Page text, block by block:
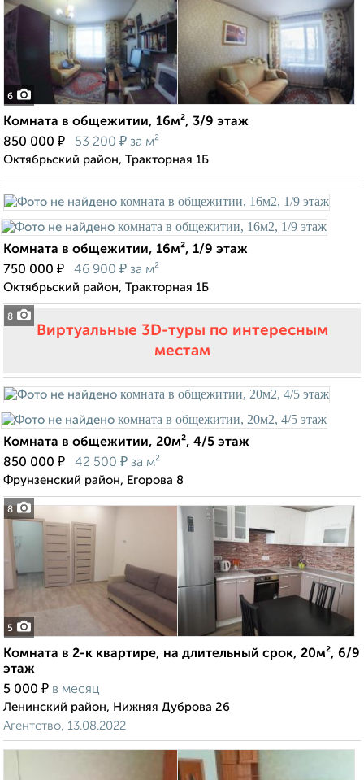
6
Комната в общежитии, 16м², 3/9 этаж
850 000 ₽ 53 200 ₽ за м²
Октябрьский район, Тракторная 1Б
8
Комната в общежитии, 16м², 1/9 этаж
750 000 ₽ 46 900 ₽ за м²
Октябрьский район, Тракторная 1Б
Виртуальные 3D-туры по интересным
местам
8
Комната в общежитии, 20м², 4/5 этаж
850 000 ₽ 42 500 ₽ за м²
Фрунзенский район, Егорова 8
5
Комната в 2-к квартире, на длительный срок, 20м², 6/9
этаж
5 000 ₽ в месяц
Ленинский район, Нижняя Дуброва 26
Агентство, 13.08.2022